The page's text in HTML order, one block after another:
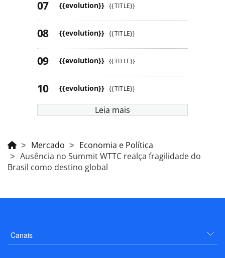
{{evolution}} {{TITLE}}
{{evolution}} {{TITLE}}
{{evolution}} {{TITLE}}
{{evolution}} {{TITLE}}
Leia mais
Mercado
Economia e Política
Ausência no Summit WTTC realça fragilidade do
Brasil como destino global
Canais